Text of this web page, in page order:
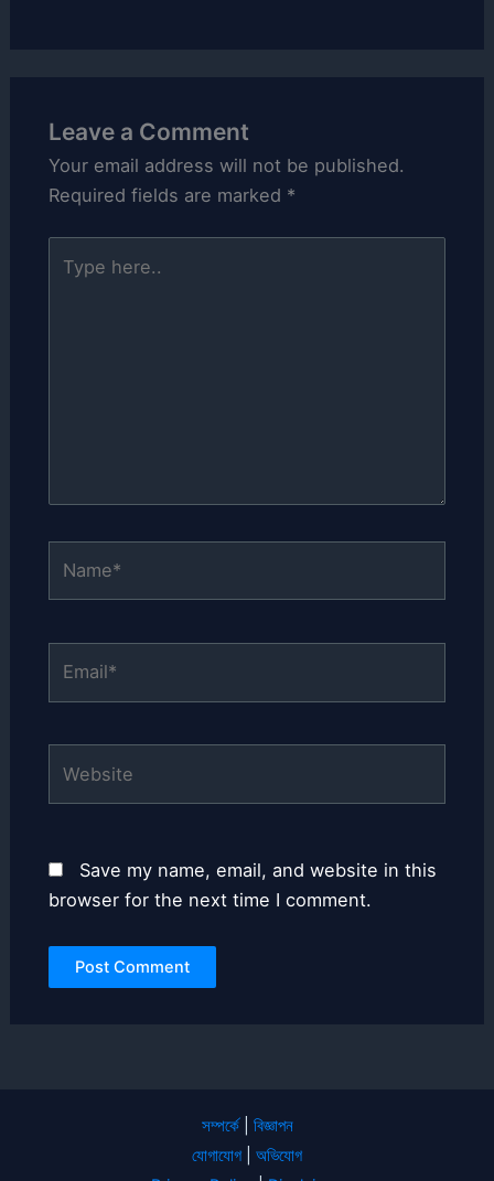
Leave a Comment
Your email address will not be published.
Required fields are marked *
here..
Save my name, email, and website in this
browser for the next time I comment.
সম্পর্কে| বিজ্ঞাপন
যোগাযোগ
অভিযোগ